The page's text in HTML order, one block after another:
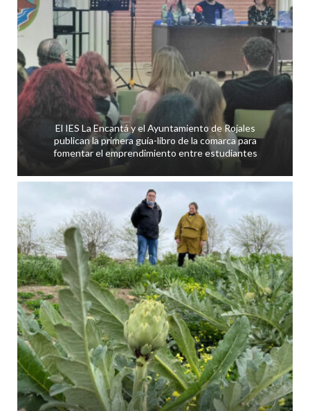
El IES La Encantá y el Ayuntamiento de Rojales
publican la primera guía-libro de la comarca para
fomentar el emprendimiento entre estudiantes